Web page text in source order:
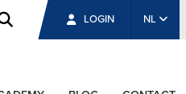
LOGIN NL